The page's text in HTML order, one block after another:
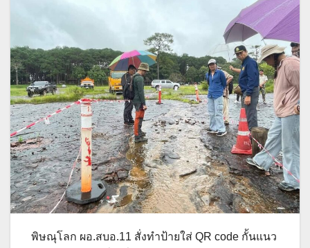
พิษณุโลก ผอ.สบอ.11 สั่งทำป้ายใส่ QR code กั้นแนว